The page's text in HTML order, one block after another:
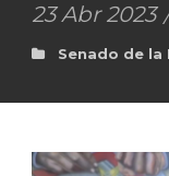
23 Abr 2023
Senado de la